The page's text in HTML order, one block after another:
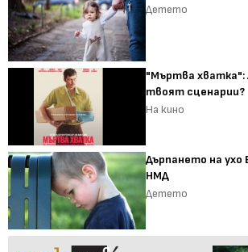
Детето
"Мъртва хватка":
твоят сценарии?
На кино
Дърпането на ухо
НМД
Детето